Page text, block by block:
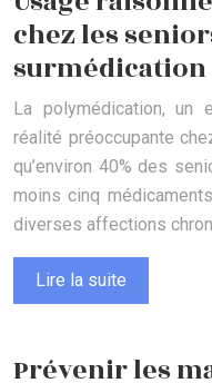
chez les
surmédication
La polymédication, un
réalité préoccupante
qu’environ 40% des
moins cinq
diverses affections
Lire la suite
Prévenir les